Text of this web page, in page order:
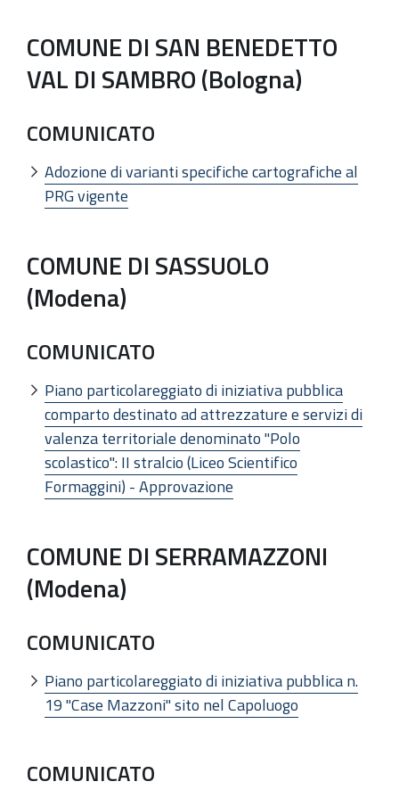
COMUNE DI SAN BENEDETTO
VAL DI SAMBRO (Bologna)
COMUNICATO
Adozione di varianti specifiche cartografiche al
PRG vigente
COMUNE DI SASSUOLO
(Modena)
COMUNICATO
Piano particolareggiato di iniziativa pubblica
comparto destinato ad attrezzature e servizi di
valenza territoriale denominato "Polo
scolastico": II stralcio (Liceo Scientifico
Formaggini) - Approvazione
COMUNE DI SERRAMAZZONI
(Modena)
COMUNICATO
Piano particolareggiato di iniziativa pubblica n.
19 "Case Mazzoni" sito nel Capoluogo
COMUNICATO